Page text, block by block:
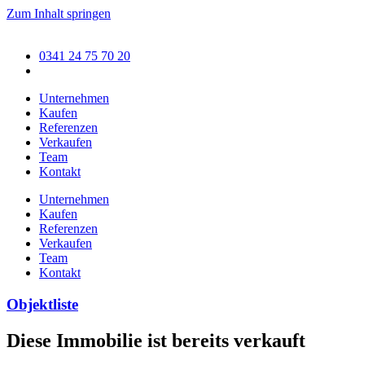
Zum Inhalt springen
0341 24 75 70 20
Unternehmen
Kaufen
Referenzen
Verkaufen
Team
Kontakt
Unternehmen
Kaufen
Referenzen
Verkaufen
Team
Kontakt
Objektliste
Diese Immobilie ist bereits verkauft